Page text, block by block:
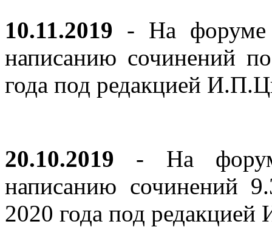
10.11.2019 - На форуме
написанию сочинений
года под редакцией
20.10.2019 - На
написанию сочинений
2020 года под